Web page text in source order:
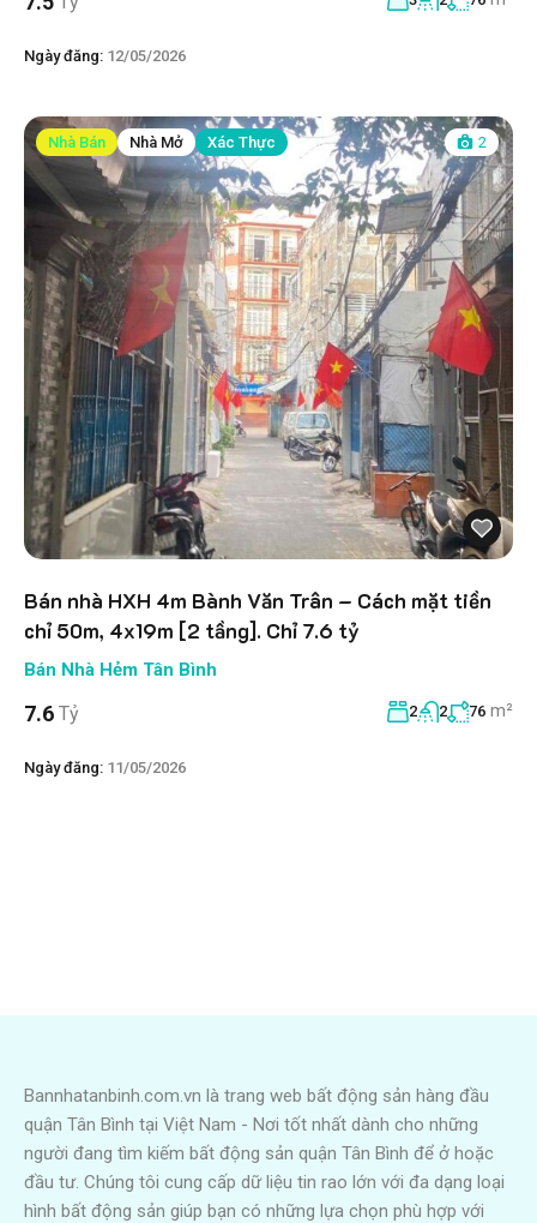
Ngày đăng: 12/05/2026
Nhà Bán Nhà Mở Xác Thực 2
Bán nhà HXH 4m Bành Văn Trân – Cách mặt tiền
chỉ 50m, 4x19m [2 tầng]. Chỉ 7.6 tỷ
Bán Nhà Hẻm Tân Bình
7.6 Tỷ 2 2 76 m²
Ngày đăng: 11/05/2026
Bannhatanbinh.com.vn là trang web bất động sản hàng đầu
quận Tân Bình tại Việt Nam - Nơi tốt nhất dành cho những
người đang tìm kiếm bất động sản quận Tân Bình để ở hoặc
đầu tư. Chúng tôi cung cấp dữ liệu tin rao lớn với đa dạng loại
hình bất động sản giúp bạn có những lựa chọn phù hợp với